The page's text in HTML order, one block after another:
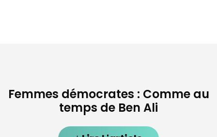
Femmes démocrates : Comme au
temps de Ben Ali